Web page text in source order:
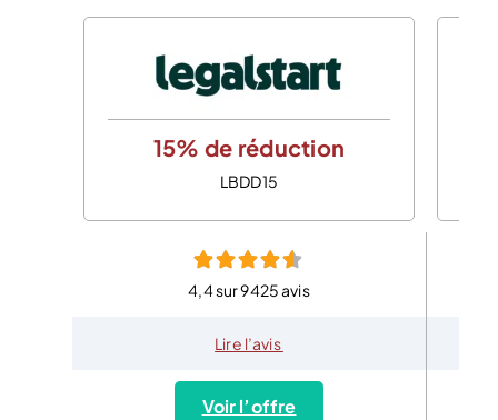
15% de réduction
LBDD15
4,4 sur 9425 avis
Lire l’avis
Voir l’offre